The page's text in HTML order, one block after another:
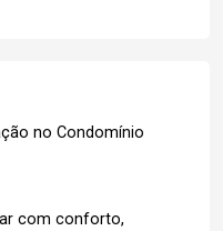
no Condomínio
com conforto,